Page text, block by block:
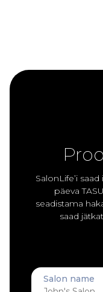
SalonLife’i
päeva
seadistama
saad